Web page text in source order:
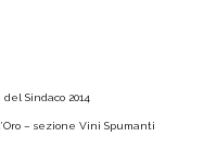
Sindaco 2014
– sezione Vini Spumanti